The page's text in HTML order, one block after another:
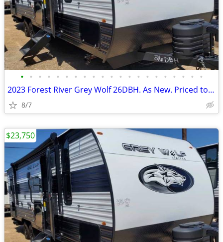
• • • • • • • • • • • • • • • • • • • • •
2023 Forest River Grey Wolf 26DBH. As New. Priced to move quick. Save$
8/7
$23,750